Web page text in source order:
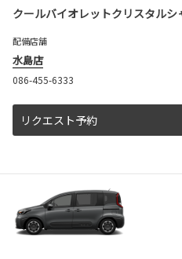
クールバイオレットクリスタルシ
配備店舗
水島店
086-455-6333
リクエスト予約